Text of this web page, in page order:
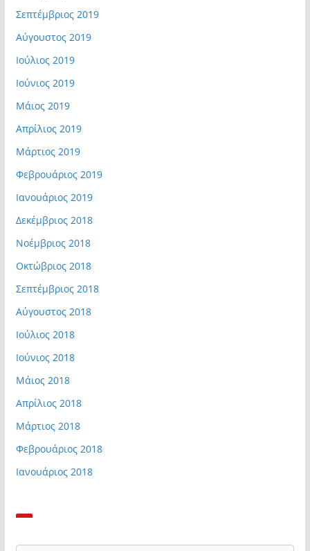
Σεπτέμβριος 2019
Αύγουστος 2019
Ιούλιος 2019
Ιούνιος 2019
Μάιος 2019
Απρίλιος 2019
Μάρτιος 2019
Φεβρουάριος 2019
Ιανουάριος 2019
Δεκέμβριος 2018
Νοέμβριος 2018
Οκτώβριος 2018
Σεπτέμβριος 2018
Αύγουστος 2018
Ιούλιος 2018
Ιούνιος 2018
Μάιος 2018
Απρίλιος 2018
Μάρτιος 2018
Φεβρουάριος 2018
Ιανουάριος 2018